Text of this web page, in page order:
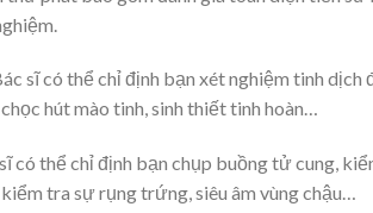
sĩ có thể chỉ định bạn xét nghiệm tinh dịch
hút mào tinh, sinh thiết tinh hoàn…
có thể chỉ định bạn chụp buồng tử cung,
tra sự rụng trứng, siêu âm vùng chậu…